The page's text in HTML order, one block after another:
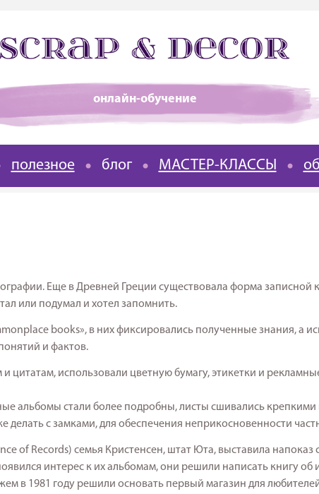
онлайн-обучение
полезное блог МАСТЕР-КЛАССЫ
Еще в Древней Греции существовала форма записной
или подумал и хотел запомнить.
books», в них фиксировались полученные знания, а
и фактов.
использовали цветную бумагу, этикетки и
альбомы стали более подробны, листы сшивались крепкими
с замками, для обеспечения неприкосновенности
of Records) семья Кристенсен, штат Юта, выставила напоказ
интерес к их альбомам, они решили написать книгу об
в 1981 году решили основать первый магазин для